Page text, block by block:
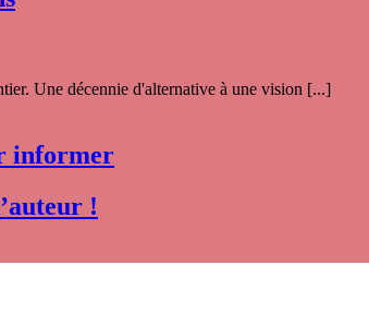
Une décennie d'alternative à une vision [...]
informer
!